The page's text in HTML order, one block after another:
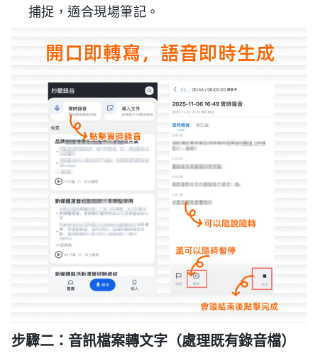
捕捉，適合現場筆記。
步驟二：音訊檔案轉文字（處理既有錄音檔）